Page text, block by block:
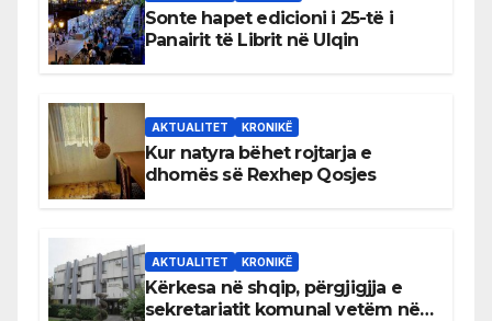
Sonte hapet edicioni i 25-të i
Panairit të Librit në Ulqin
AKTUALITET KRONIKË
Kur natyra bëhet rojtarja e
dhomës së Rexhep Qosjes
AKTUALITET KRONIKË
Kërkesa në shqip, përgjigjja e
sekretariatit komunal vetëm në